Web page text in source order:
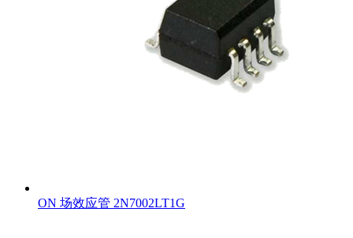
ON 场效应管 2N7002LT1G